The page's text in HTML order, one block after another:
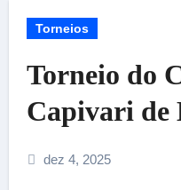
Torneios
Torneio do
Capivari de
dez 4, 2025